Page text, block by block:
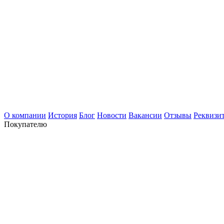
О компании История Блог Новости Вакансии Отзывы
Покупателю